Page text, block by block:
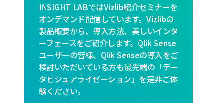
INSIGHT LABではVizlib紹介セミナーを
オンデマンド配信しています。Vizlibの
製品概要から、導入方法、美しいインタ
ーフェースをご紹介します。Qlik Sense
ユーザーの皆様、Qlik Senseの導入をご
検討いただいている方も最先端の「デー
タビジュアライゼーション」を是非ご体
験ください。